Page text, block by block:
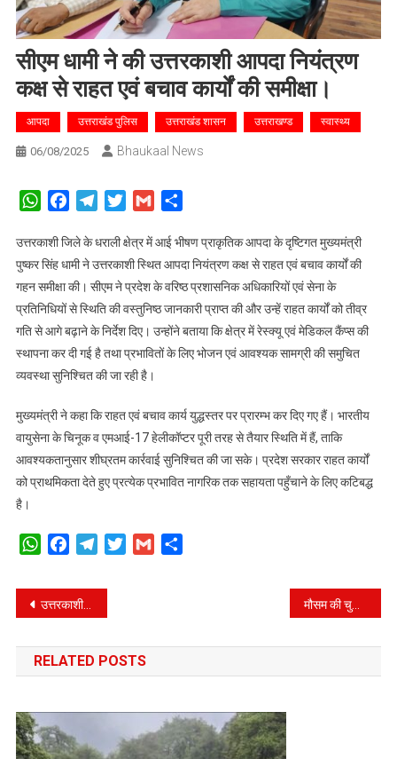
सीएम धामी ने की उत्तरकाशी आपदा नियंत्रण
कक्ष से राहत एवं बचाव कार्यों की समीक्षा।
आपदा उत्तराखंड पुलिस उत्तराखंड शासन उत्तराखण्ड स्वास्थ्य
06/08/2025 Bhaukaal News
WhatsAppFacebookTelegramTwitterGmail
उत्तरकाशी जिले के धराली क्षेत्र में आई भीषण प्राकृतिक आपदा के दृष्टिगत मुख्यमंत्री
पुष्कर सिंह धामी ने उत्तरकाशी स्थित आपदा नियंत्रण कक्ष से राहत एवं बचाव कार्यों की
गहन समीक्षा की। सीएम ने प्रदेश के वरिष्ठ प्रशासनिक अधिकारियों एवं सेना के
प्रतिनिधियों से स्थिति की वस्तुनिष्ठ जानकारी प्राप्त की और उन्हें राहत कार्यों को तीव्र
गति से आगे बढ़ाने के निर्देश दिए। उन्होंने बताया कि क्षेत्र में रेस्क्यू एवं मेडिकल कैंप्स की
स्थापना कर दी गई है तथा प्रभावितों के लिए भोजन एवं आवश्यक सामग्री की समुचित
व्यवस्था सुनिश्चित की जा रही है।
मुख्यमंत्री ने कहा कि राहत एवं बचाव कार्य युद्धस्तर पर प्रारम्भ कर दिए गए हैं। भारतीय
वायुसेना के चिनूक व एमआई-17 हेलीकॉप्टर पूरी तरह से तैयार स्थिति में हैं, ताकि
आवश्यकतानुसार शीघ्रतम कार्रवाई सुनिश्चित की जा सके। प्रदेश सरकार राहत कार्यों
को प्राथमिकता देते हुए प्रत्येक प्रभावित नागरिक तक सहायता पहुँचाने के लिए कटिबद्ध
है।
WhatsAppFacebookTelegramTwitterGmail
Post
navigation
उत्तरकाशी आपदा राहत कार्य हेतु वरिष्ठ पुलिस अधिकारियों एवं विशेष पुलिस बलों की त्वरित तैनाती। मौसम की चुनौतियों के बीच ग्राउंड जीरो पर पहुंचे सीएम धामी, केंद्र और राज्य सरकार ने झौंकी ताकत।
RELATED POSTS